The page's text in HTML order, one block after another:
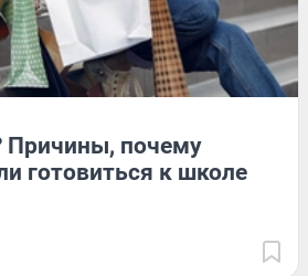
Причины, почему
готовиться к школе